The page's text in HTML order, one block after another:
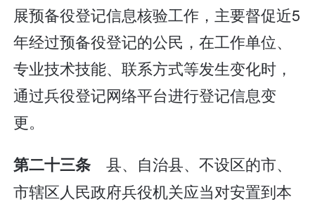
展预备役登记信息核验工作，主要督促近5
年经过预备役登记的公民，在工作单位、
专业技术技能、联系方式等发生变化时，
通过兵役登记网络平台进行登记信息变
更。
第二十三条 县、自治县、不设区的市、
市辖区人民政府兵役机关应当对安置到本